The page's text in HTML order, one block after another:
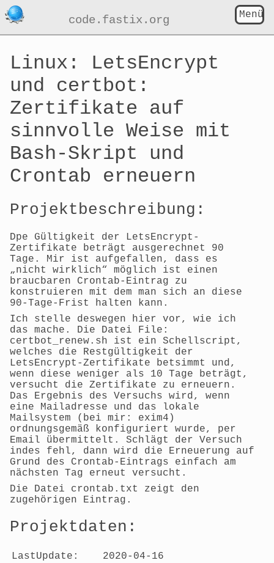
code.fastix.org Menü
Linux: LetsEncrypt
und certbot:
Zertifikate auf
sinnvolle Weise mit
Bash-Skript und
Crontab erneuern
Projektbeschreibung:
Dpe Gültigkeit der LetsEncrypt-
Zertifikate beträgt ausgerechnet 90
Tage. Mir ist aufgefallen, dass es
„nicht wirklich“ möglich ist einen
braucbaren Crontab-Eintrag zu
konstruieren mit dem man sich an diese
90-Tage-Frist halten kann.
Ich stelle deswegen hier vor, wie ich
das mache. Die Datei File:
certbot_renew.sh ist ein Schellscript,
welches die Restgültigkeit der
LetsEncrypt-Zertifikate betsimmt und,
wenn diese weniger als 10 Tage beträgt,
versucht die Zertifikate zu erneuern.
Das Ergebnis des Versuchs wird, wenn
eine Mailadresse und das lokale
Mailsystem (bei mir: exim4)
ordnungsgemäß konfiguriert wurde, per
Email übermittelt. Schlägt der Versuch
indes fehl, dann wird die Erneuerung auf
Grund des Crontab-Eintrags einfach am
nächsten Tag erneut versucht.
Die Datei crontab.txt zeigt den
zugehörigen Eintrag.
Projektdaten:
LastUpdate:
2020-04-16